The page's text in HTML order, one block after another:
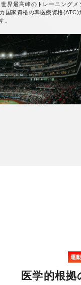
界最高峰のトレーニングメ
国家資格の準医療資格(ATC)
。
運
医学的根拠